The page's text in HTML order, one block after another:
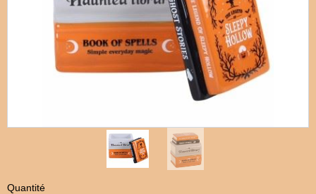
Quantité